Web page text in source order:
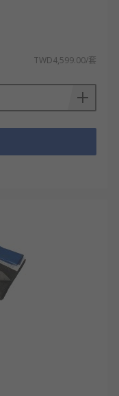
TWD4,599.00/套